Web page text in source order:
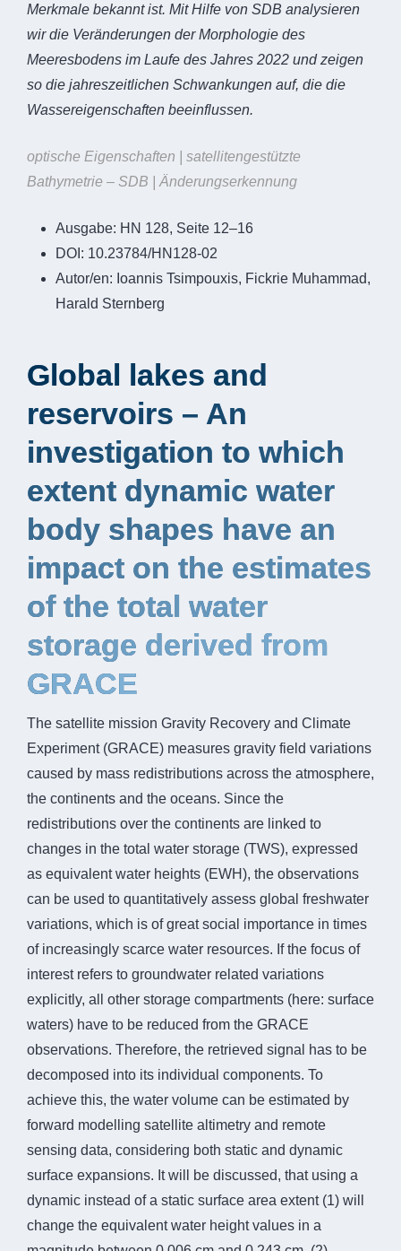
Merkmale bekannt ist. Mit Hilfe von SDB analysieren
wir die Veränderungen der Morphologie des
Meeresbodens im Laufe des Jahres 2022 und zeigen
so die jahreszeitlichen Schwankungen auf, die die
Wassereigenschaften beeinflussen.
optische Eigenschaften | satellitengestützte
Bathymetrie – SDB | Änderungserkennung
Ausgabe: HN 128, Seite 12–16
DOI: 10.23784/HN128-02
Autor/en: Ioannis Tsimpouxis, Fickrie Muhammad,
Harald Sternberg
Global lakes and
reservoirs – An
investigation to which
extent dynamic water
body shapes have an
impact on the estimates
of the total water
storage derived from
GRACE
The satellite mission Gravity Recovery and Climate
Experiment (GRACE) measures gravity field variations
caused by mass redistributions across the atmosphere,
the continents and the oceans. Since the
redistributions over the continents are linked to
changes in the total water storage (TWS), expressed
as equivalent water heights (EWH), the observations
can be used to quantitatively assess global freshwater
variations, which is of great social importance in times
of increasingly scarce water resources. If the focus of
interest refers to groundwater related variations
explicitly, all other storage compartments (here: surface
waters) have to be reduced from the GRACE
observations. Therefore, the retrieved signal has to be
decomposed into its individual components. To
achieve this, the water volume can be estimated by
forward modelling satellite altimetry and remote
sensing data, considering both static and dynamic
surface expansions. It will be discussed, that using a
dynamic instead of a static surface area extent (1) will
change the equivalent water height values in a